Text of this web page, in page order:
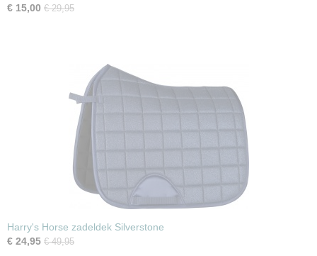
€ 15,00 € 29,95
Harry's Horse zadeldek Silverstone
€ 24,95 € 49,95